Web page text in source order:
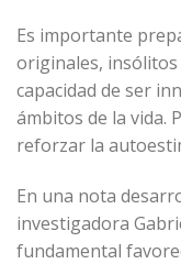
Es importante
originales,
capacidad de ser
ámbitos de la vida.
reforzar la
En una nota
investigadora
fundamental